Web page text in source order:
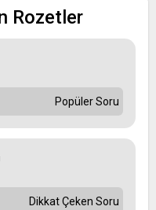
Rozetler
Popüler Soru
Dikkat Çeken Soru